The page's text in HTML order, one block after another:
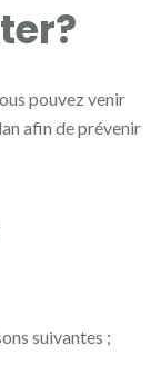
pouvez venir
afin de prévenir
suivantes ;